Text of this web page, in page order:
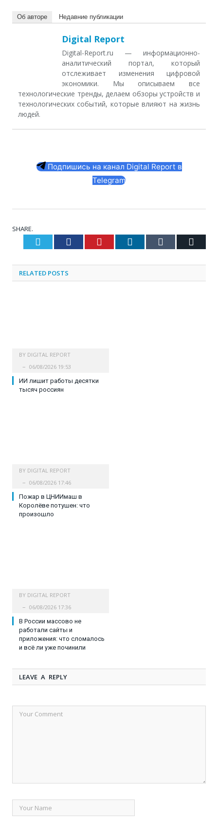
Об авторе Недавние публикации
Digital Report
Digital-Report.ru — информационно-
аналитический портал, который
отслеживает изменения цифровой
экономики. Мы описываем все
технологические тренды, делаем обзоры устройств и
технологических событий, которые влияют на жизнь
людей.
Подпишись на канал Digital Report в
Telegram
SHARE.
Twitter Facebook Pinterest LinkedIn Tumblr
RELATED POSTS
BY DIGITAL REPORT
06/08/2026 19:53
ИИ лишит работы десятки
тысяч россиян
BY DIGITAL REPORT
06/08/2026 17:46
Пожар в ЦНИИмаш в
Королёве потушен: что
произошло
BY DIGITAL REPORT
06/08/2026 17:36
В России массово не
работали сайты и
приложения: что сломалось
и всё ли уже починили
LEAVE A REPLY